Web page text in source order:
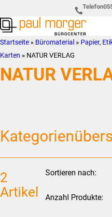
Hauptnavigation
springen
to
main
content
Telefon
Paul
Morger
AG
Bürocenter
so
individuell
wie
Sie
Startseite » Büromaterial » Papier,
Karten » NATUR VERLAG
NATUR
2
Artikel
Sortieren nach:
Anzahl Produkte: